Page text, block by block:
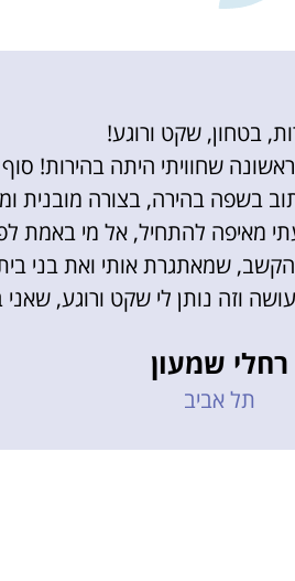
בטחון, שקט ורוגע!
שחוויתי היתה בהירות!
בשפה בהירה, בצורה מובנית
מאיפה להתחיל, אל מי באמת
שמאתגרת אותי ואת בני
וזה נותן לי שקט ורוגע, שאני
רחלי שמעון
תל אביב